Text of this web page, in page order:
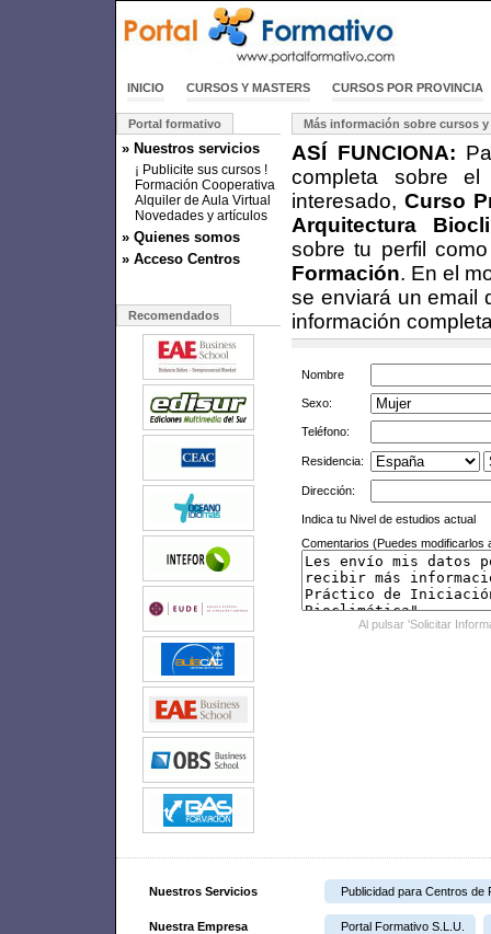
INICIO CURSOS Y MASTERS CURSOS POR PROVINCIA
Portal formativo
» Nuestros servicios
¡ Publicite sus cursos !
Formación Cooperativa
Alquiler de Aula Virtual
Novedades y artículos
» Quienes somos
» Acceso Centros
Recomendados
Más información sobre cursos y
ASÍ FUNCIONA:
completa sobre
interesado,Curso
Arquitectura
sobre tu perfil
Formación. En el
se enviará un email
información
Nombre
Sexo:
Teléfono:
Residencia:
Dirección:
Indica tu Nivel de estudios actual
Comentarios (Puedes modificarlos
Al pulsar 'Solicitar
Nuestros Servicios Publicidad para Centros de
Nuestra Empresa Portal Formativo S.L.U.